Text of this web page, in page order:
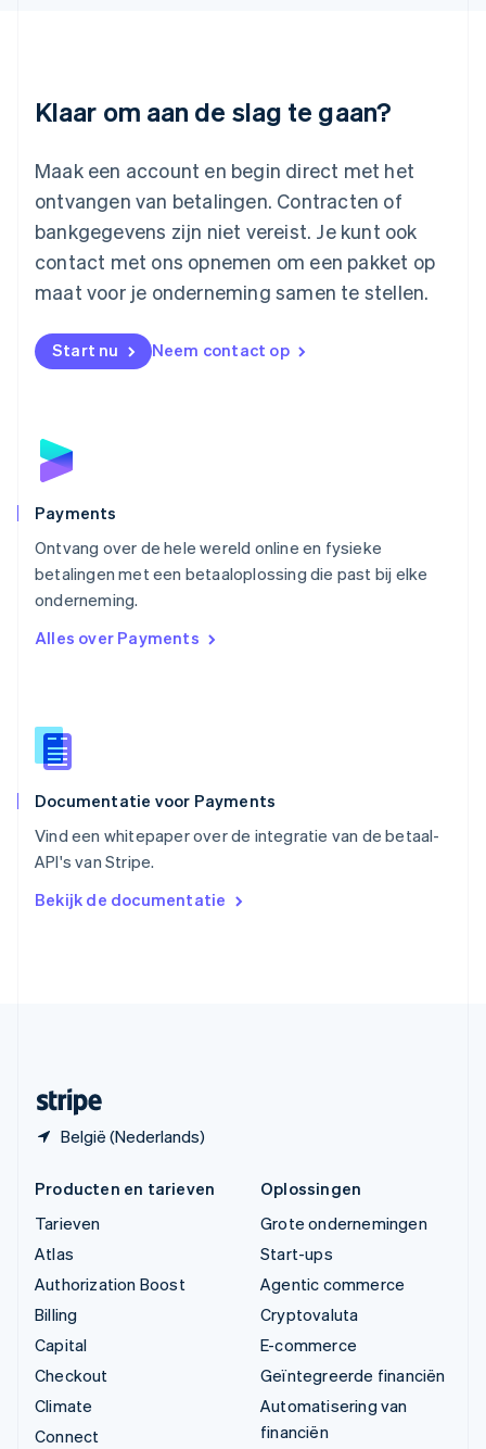
Klaar om aan de slag te gaan?
Maak een account en begin direct met het
ontvangen van betalingen. Contracten of
bankgegevens zijn niet vereist. Je kunt ook
contact met ons opnemen om een pakket op
maat voor je onderneming samen te stellen.
Start nu Neem contact op
Payments
Ontvang over de hele wereld online en fysieke
betalingen met een betaaloplossing die past bij elke
onderneming.
Alles over Payments
Documentatie voor Payments
Vind een whitepaper over de integratie van de betaal-
API's van Stripe.
Bekijk de documentatie
België (Nederlands)
FrançaisDeutschEnglish
English
Malta
English
Mexico
Nederland
NederlandsEnglish
English
Noorwegen
Polen
English
Português
English
Singapore
English简体中文
EnglishItaliano
Español
Thailand
Tsjechië
Vasteland van China
简体中文English
English
Producten en tarieven
Tarieven
Atlas
Authorization Boost
Billing
Capital
Checkout
Climate
Connect
Oplossingen
Grote ondernemingen
Start-ups
Agentic commerce
Cryptovaluta
E-commerce
Geïntegreerde financiën
Automatisering van
financiën